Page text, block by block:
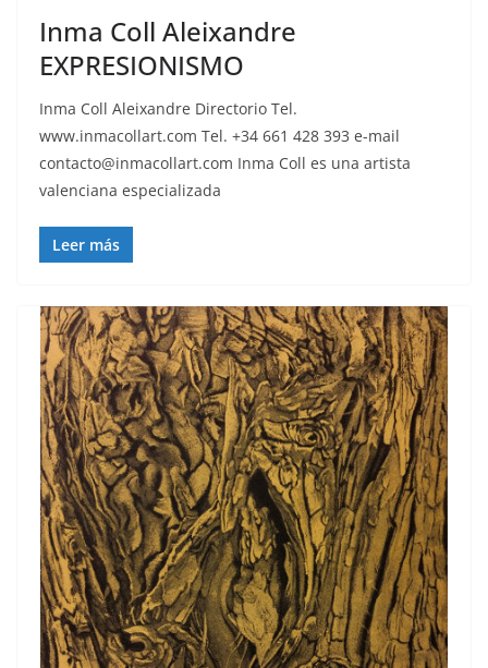
Inma Coll Aleixandre
EXPRESIONISMO
Inma Coll Aleixandre Directorio Tel.
www.inmacollart.com Tel. +34 661 428 393 e-mail
contacto@inmacollart.com Inma Coll es una artista
valenciana especializada
Leer más